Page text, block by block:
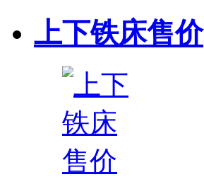
上下铁床售价